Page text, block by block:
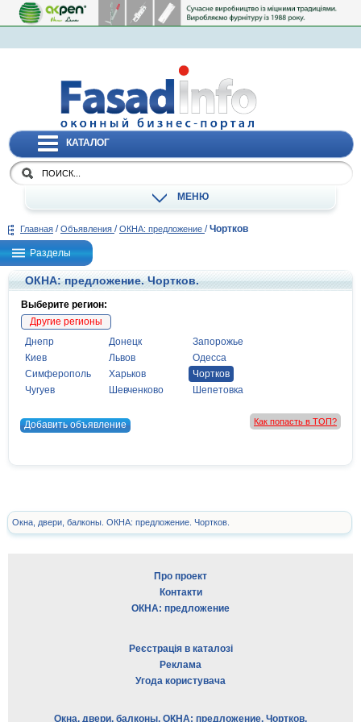
КАТАЛОГ
МЕНЮ
Главная / Объявления / ОКНА: предложение / Чортков
Разделы
ОКНА: предложение. Чортков.
Выберите регион:
Другие регионы
Днепр
Донецк
Запорожье
Киев
Львов
Одесса
Симферополь
Харьков
Чортков
Чугуев
Шевченково Шепетовка
Добавить объявление Как попасть в ТОП?
Окна, двери, балконы. ОКНА: предложение. Чортков.
Про проект
Контакти
ОКНА: предложение
Реєстрація в каталозі
Реклама
Угода користувача
Окна, двери, балконы. ОКНА: предложение. Чортков.